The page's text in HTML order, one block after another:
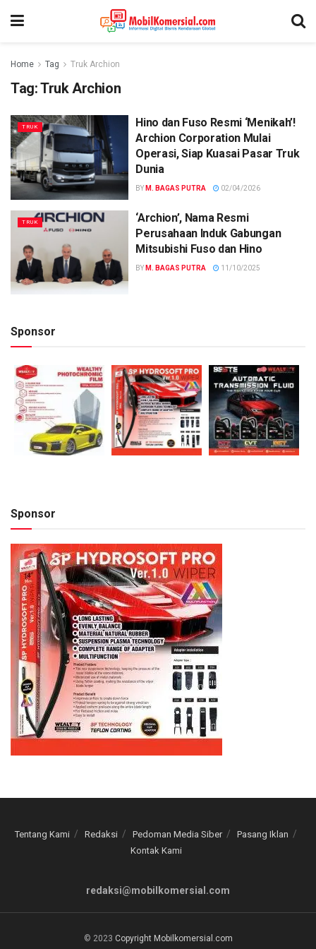
Home Tag Truk Archion
Tag:Truk Archion
TRUK
Hino dan Fuso Resmi ‘Menikah’!
Archion Corporation Mulai
Operasi, Siap Kuasai Pasar Truk
Dunia
BY M. BAGAS PUTRA 02/04/2026
TRUK
‘Archion’, Nama Resmi
Perusahaan Induk Gabungan
Mitsubishi Fuso dan Hino
BY M. BAGAS PUTRA 11/10/2025
Sponsor
Sponsor
Tentang Kami Redaksi Pedoman Media Siber
Pasang Iklan
Kontak Kami
redaksi@mobilkomersial.com
© 2023 Copyright Mobilkomersial.com